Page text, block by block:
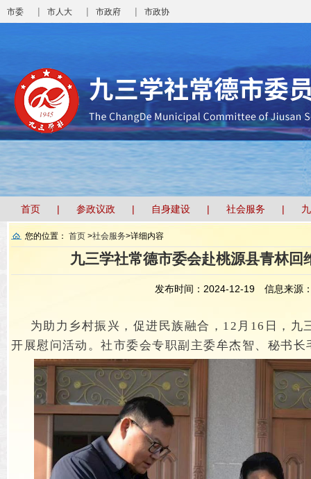
市委 | 市人大 | 市政府 | 市政协
首页 参政议政 自身建设 社会服务
您的位置： 首页 >社会服务>详细内容
九三学社常德市委会赴桃源县青林回
发布时间：2024-12-19 信息来源
为助力乡村振兴，促进民族融合， 12月16日，九
开展慰问活动。社市委会专职副主委牟杰智、秘书长